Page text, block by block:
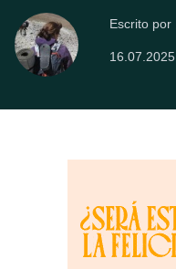
Escrito por
16.07.2025